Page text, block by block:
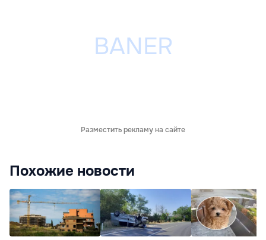
Разместить рекламу на сайте
Похожие новости